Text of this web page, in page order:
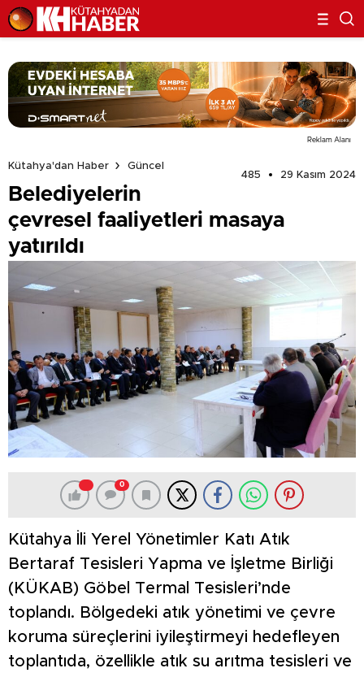
Reklam Alanı
Kütahya'dan Haber
Güncel
485
29 Kasım 2024
Belediyelerin
çevresel faaliyetleri masaya
yatırıldı
0
Kütahya İli Yerel Yönetimler Katı Atık
Bertaraf Tesisleri Yapma ve İşletme Birliği
(KÜKAB) Göbel Termal Tesisleri’nde
toplandı. Bölgedeki atık yönetimi ve çevre
koruma süreçlerini iyileştirmeyi hedefleyen
toplantıda, özellikle atık su arıtma tesisleri ve